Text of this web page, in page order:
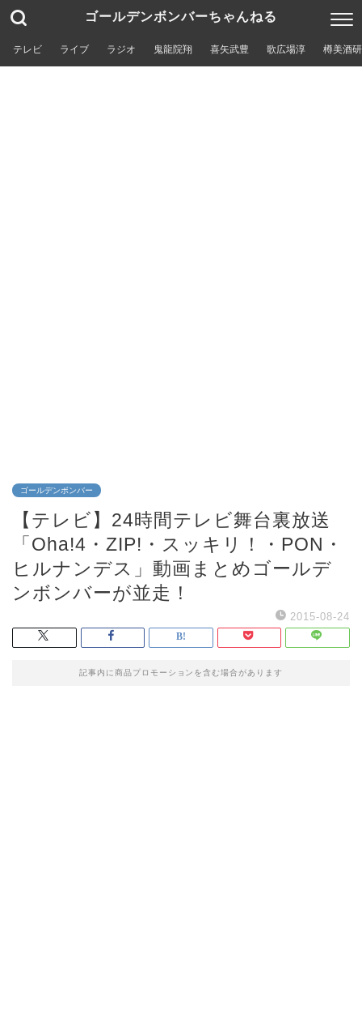
ゴールデンボンバーちゃんねる
テレビ ライブ ラジオ 鬼龍院翔 喜矢武豊 歌広場淳 樽美酒
ゴールデンボンバー
【テレビ】24時間テレビ舞台裏放送
「Oha!4・ZIP!・スッキリ！・PON・
ヒルナンデス」動画まとめゴールデ
ンボンバーが並走！
2015-08-24
記事内に商品プロモーションを含む場合があります